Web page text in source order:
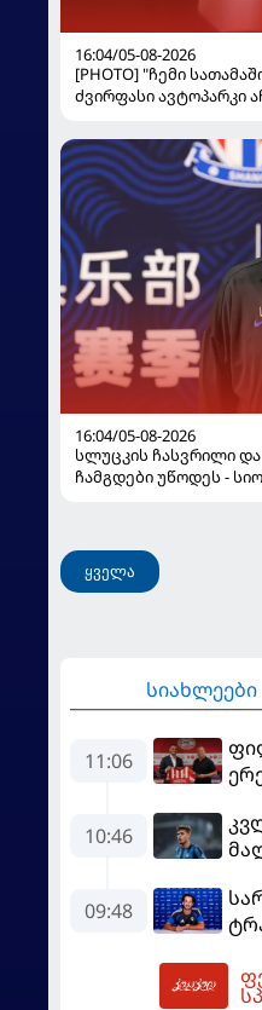
16:04/05-08-2026
[PHOTO] "ჩემი
ძვირფასი ავტოპარკი
16:04/05-08-2026
სლუცკის ჩასვრილი
ჩამგდები უწოდეს -
ყველა
სიახლეები
11:06
10:46
09:48